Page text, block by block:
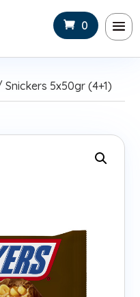
0
Snickers 5x50gr (4+1)